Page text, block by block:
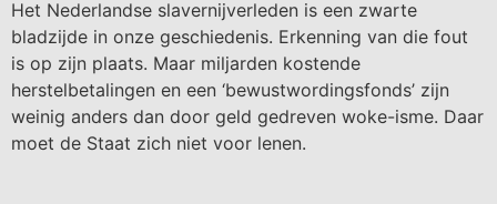
Het Nederlandse slavernijverleden is een zwarte
bladzijde in onze geschiedenis. Erkenning van die fout
is op zijn plaats. Maar miljarden kostende
herstelbetalingen en een ‘bewustwordingsfonds’ zijn
weinig anders dan door geld gedreven woke-isme. Daar
moet de Staat zich niet voor lenen.